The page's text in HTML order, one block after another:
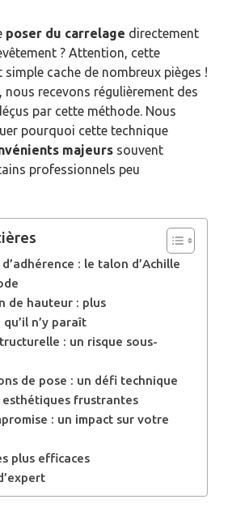
poser du carrelage directement
? Attention, cette
cache de nombreux pièges !
nous recevons régulièrement des
par cette méthode. Nous
pourquoi cette technique
majeurs souvent
professionnels peu
: le talon d’Achille
de hauteur : plus
n’y paraît
: un risque sous-
de pose : un défi technique
esthétiques frustrantes
: un impact sur votre
plus efficaces